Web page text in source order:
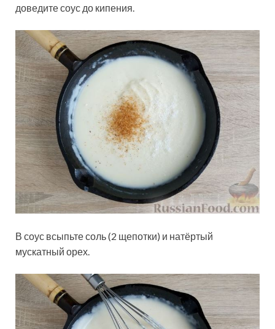
доведите соус до кипения.
В соус всыпьте соль (2 щепотки) и натёртый
мускатный орех.